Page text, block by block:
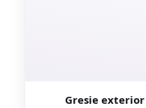
Gresie exterior /